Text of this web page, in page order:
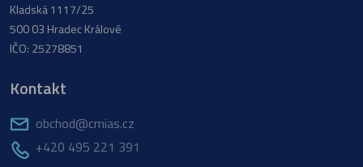
Kladská 1117/25
500 03 Hradec Králové
IČO: 25278851
Kontakt
obchod@cmias.cz
+420 495 221 391